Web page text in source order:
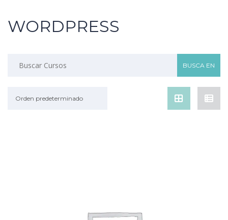
WORDPRESS
Orden predeterminado